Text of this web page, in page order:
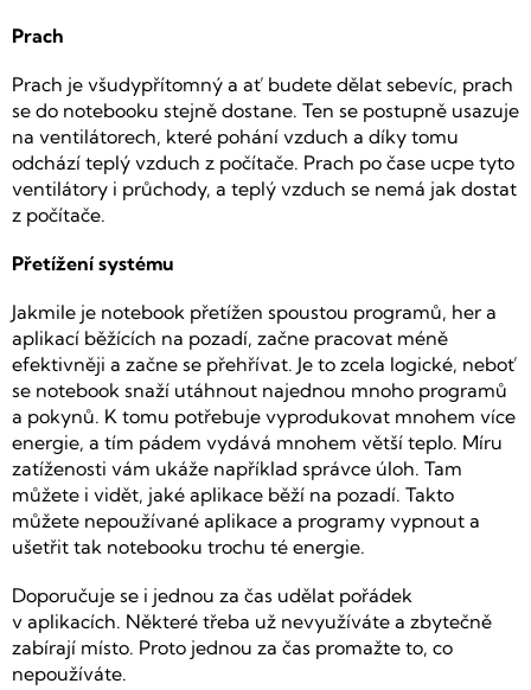
Prach
Prach je všudypřítomný a ať budete dělat sebevíc, prach
se do notebooku stejně dostane. Ten se postupně usazuje
na ventilátorech, které pohání vzduch a díky tomu
odchází teplý vzduch z počítače. Prach po čase ucpe tyto
ventilátory i průchody, a teplý vzduch se nemá jak dostat
z počítače.
Přetížení systému
Jakmile je notebook přetížen spoustou programů, her a
aplikací běžících na pozadí, začne pracovat méně
efektivněji a začne se přehřívat. Je to zcela logické, neboť
se notebook snaží utáhnout najednou mnoho programů
a pokynů. K tomu potřebuje vyprodukovat mnohem více
energie, a tím pádem vydává mnohem větší teplo. Míru
zatíženosti vám ukáže například správce úloh. Tam
můžete i vidět, jaké aplikace běží na pozadí. Takto
můžete nepoužívané aplikace a programy vypnout a
ušetřit tak notebooku trochu té energie.
Doporučuje se i jednou za čas udělat pořádek
v aplikacích. Některé třeba už nevyužíváte a zbytečně
zabírají místo. Proto jednou za čas promažte to, co
nepoužíváte.